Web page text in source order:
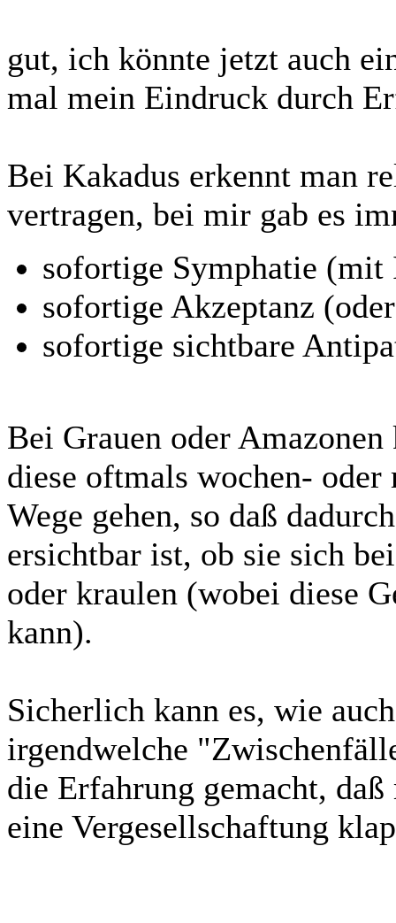
gut, ich könnte jetzt auch
mal mein Eindruck durch
Bei Kakadus erkennt man
vertragen, bei mir gab es
sofortige Symphatie
sofortige Akzeptanz
sofortige sichtbare
Bei Grauen oder
diese oftmals wochen- oder
Wege gehen, so daß
ersichtbar ist, ob sie sich
oder kraulen (wobei diese
kann).
Sicherlich kann es, wie
irgendwelche
die Erfahrung gemacht,
eine Vergesellschaftung